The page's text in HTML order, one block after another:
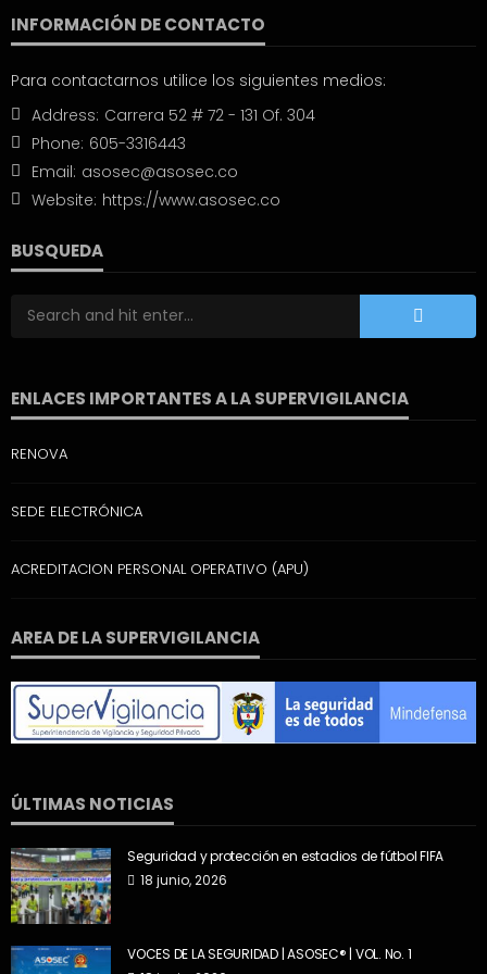
INFORMACIÓN DE CONTACTO
Para contactarnos utilice los siguientes medios:
Address: Carrera 52 # 72 - 131 Of. 304
Phone: 605-3316443
Email: asosec@asosec.co
Website: https://www.asosec.co
BUSQUEDA
ENLACES IMPORTANTES A LA SUPERVIGILANCIA
RENOVA
SEDE ELECTRÓNICA
ACREDITACION PERSONAL OPERATIVO (APU)
AREA DE LA SUPERVIGILANCIA
ÚLTIMAS NOTICIAS
Seguridad y protección en estadios de fútbol FIFA
18 junio, 2026
VOCES DE LA SEGURIDAD | ASOSEC® | VOL. No. 1